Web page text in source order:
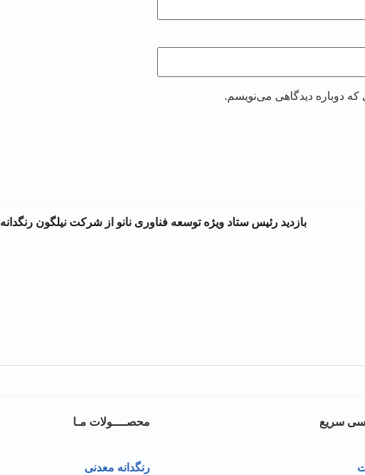
که دوباره دیدگاهی می‌نویسم.
بازدید رئیس ستاد ویژه توسعه فناوری نانو از شرکت نیلگون رنگدانه
سریع محصــــولات مـا
رنگدانه معدنی